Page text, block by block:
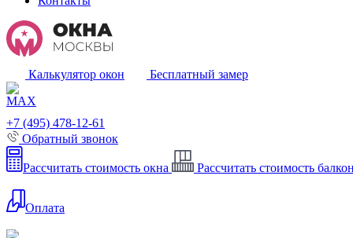
Калькулятор окон Бесплатный замер
+7 (495) 478-12-61
Обратный звонок
Рассчитать стоимость окна Рассчитать стоимость
Оплата